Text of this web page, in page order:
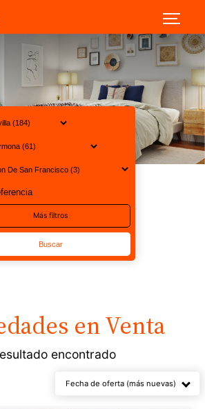
De San Francisco · Viviendas
Más filtros
Buscar
enVenta
encontrado
Fecha de oferta (más nuevas)